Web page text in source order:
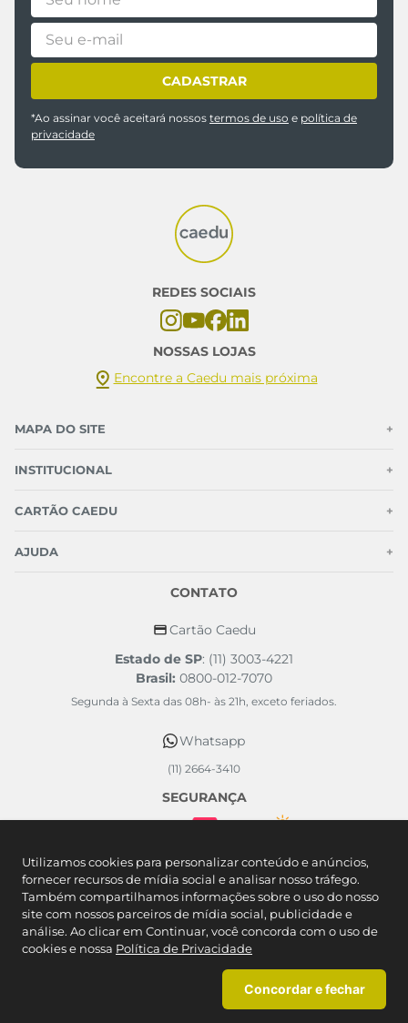
Utilizamos cookies para personalizar conteúdo e anúncios,
fornecer recursos de mídia social e analisar nosso tráfego.
Também compartilhamos informações sobre o uso do nosso
site com nossos parceiros de mídia social, publicidade e
análise. Ao clicar em Continuar, você concorda com o uso de
cookies e nossa Política de Privacidade
Concordar e fechar
CADASTRAR
*Ao assinar você aceitará nossos termos de uso e política de
privacidade
REDES SOCIAIS
NOSSAS LOJAS
Encontre a Caedu mais próxima
MAPA DO SITE +
INSTITUCIONAL +
CARTÃO CAEDU +
AJUDA +
CONTATO
Cartão Caedu
Estado de SP: (11) 3003-4221
Brasil: 0800-012-7070
Segunda à Sexta das 08h- às 21h, exceto feriados.
Whatsapp
(11) 2664-3410
SEGURANÇA
FORMAS DE PAGAMENTO
Caedu Comércio Varejista de Artigos do Vestuário SA. - Rodovia Castelo
Branco KM 57 - Mombaça - São Roque/SP CNPJ: 46.377.727/0113-90